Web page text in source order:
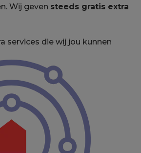
Wij geven steeds gratis extra
services die wij jou kunnen